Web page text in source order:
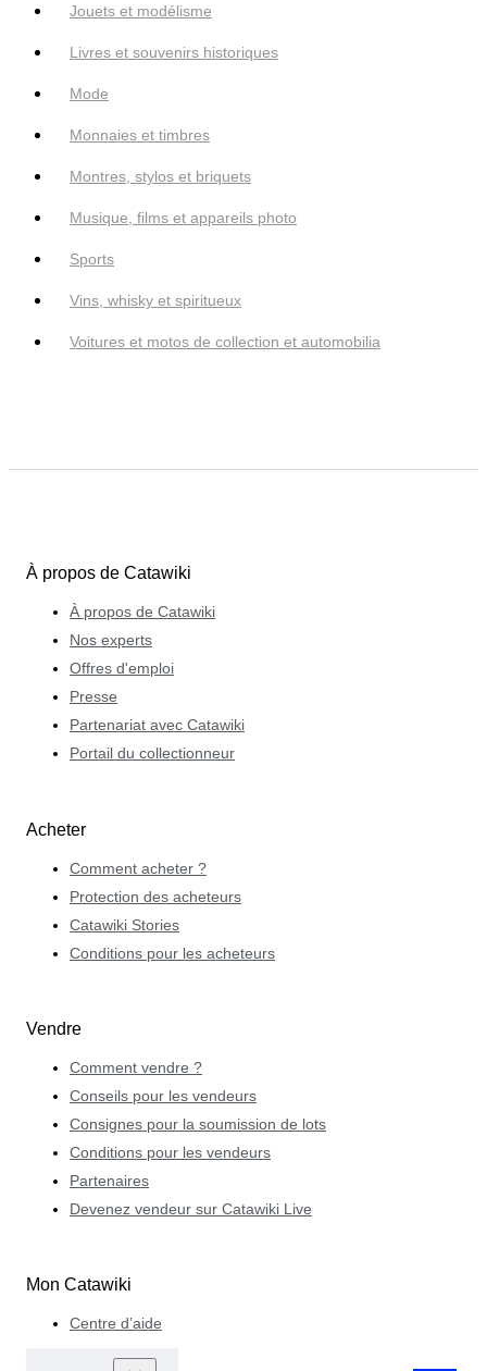
Jouets et modélisme
Livres et souvenirs historiques
Mode
Monnaies et timbres
Montres, stylos et briquets
Musique, films et appareils photo
Sports
Vins, whisky et spiritueux
Voitures et motos de collection et automobilia
À propos de Catawiki
À propos de Catawiki
Nos experts
Offres d'emploi
Presse
Partenariat avec Catawiki
Portail du collectionneur
Acheter
Comment acheter ?
Protection des acheteurs
Catawiki Stories
Conditions pour les acheteurs
Vendre
Comment vendre ?
Conseils pour les vendeurs
Consignes pour la soumission de lots
Conditions pour les vendeurs
Partenaires
Devenez vendeur sur Catawiki Live
Mon Catawiki
Centre d’aide